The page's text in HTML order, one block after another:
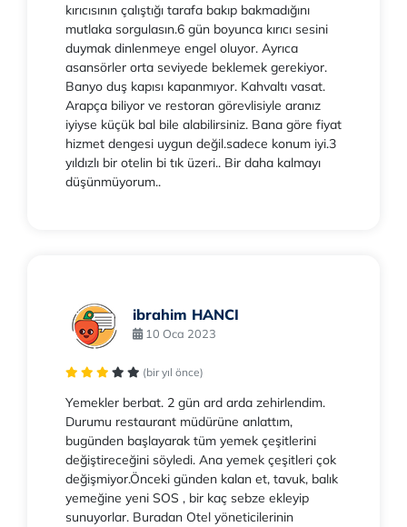
kırıcısının çalıştığı tarafa bakıp bakmadığını
mutlaka sorgulasın.6 gün boyunca kırıcı sesini
duymak dinlenmeye engel oluyor. Ayrıca
asansörler orta seviyede beklemek gerekiyor.
Banyo duş kapısı kapanmıyor. Kahvaltı vasat.
Arapça biliyor ve restoran görevlisiyle aranız
iyiyse küçük bal bile alabilirsiniz. Bana göre fiyat
hizmet dengesi uygun değil.sadece konum iyi.3
yıldızlı bir otelin bi tık üzeri.. Bir daha kalmayı
düşünmüyorum..
ibrahim HANCI
10 Oca 2023
(bir yıl önce)
Yemekler berbat. 2 gün ard arda zehirlendim.
Durumu restaurant müdürüne anlattım,
bugünden başlayarak tüm yemek çeşitlerini
değiştireceğini söyledi. Ana yemek çeşitleri çok
değişmiyor.Önceki günden kalan et, tavuk, balık
yemeğine yeni SOS , bir kaç sebze ekleyip
sunuyorlar. Buradan Otel yöneticilerinin